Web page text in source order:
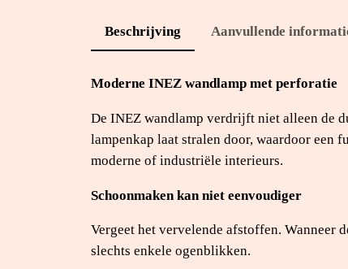
Beschrijving Aanvullende
Moderne INEZ wandlamp met perforatie
De INEZ wandlamp verdrijft niet alleen de
lampenkap laat stralen door, waardoor een
moderne of industriële interieurs.
Schoonmaken kan niet eenvoudiger
Vergeet het vervelende afstoffen. Wanneer
slechts enkele ogenblikken.